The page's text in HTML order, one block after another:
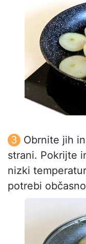
Obrnite jih
strani. Pokrijte
nizki
potrebi